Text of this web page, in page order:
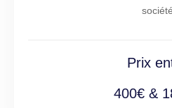
société
Prix
400€ &